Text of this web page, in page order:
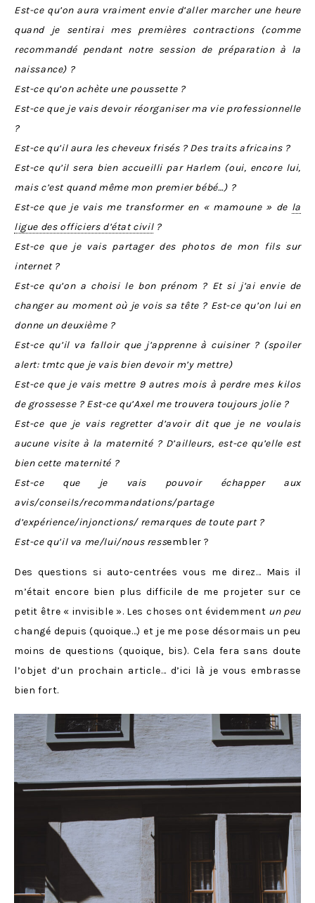
Est-ce qu’on aura vraiment envie d’aller marcher une heure
quand je sentirai mes premières contractions (comme
recommandé pendant notre session de préparation à la
naissance) ?
Est-ce qu’on achète une poussette ?
Est-ce que je vais devoir réorganiser ma vie professionnelle
?
Est-ce qu’il aura les cheveux frisés ? Des traits africains ?
Est-ce qu’il sera bien accueilli par Harlem (oui, encore lui,
mais c’est quand même mon premier bébé…) ?
Est-ce que je vais me transformer en « mamoune » de la
ligue des officiers d’état civil?
Est-ce que je vais partager des photos de mon fils sur
internet ?
Est-ce qu’on a choisi le bon prénom ? Et si j’ai envie de
changer au moment où je vois sa tête ? Est-ce qu’on lui en
donne un deuxième ?
Est-ce qu’il va falloir que j’apprenne à cuisiner ? (spoiler
alert: tmtc que je vais bien devoir m’y mettre)
Est-ce que je vais mettre 9 autres mois à perdre mes kilos
de grossesse ? Est-ce qu’Axel me trouvera toujours jolie ?
Est-ce que je vais regretter d’avoir dit que je ne voulais
aucune visite à la maternité ? D’ailleurs, est-ce qu’elle est
bien cette maternité ?
Est-ce que je vais pouvoir échapper aux
avis/conseils/recommandations/partage
d’expérience/injonctions/ remarques de toute part ?
Est-ce qu’il va me/lui/nous ressembler ?
Des questions si auto-centrées vous me direz… Mais il
m’était encore bien plus difficile de me projeter sur ce
petit être « invisible ». Les choses ont évidemment un peu
changé depuis (quoique…) et je me pose désormais un peu
moins de questions (quoique, bis). Cela fera sans doute
l’objet d’un prochain article… d’ici là je vous embrasse
bien fort.